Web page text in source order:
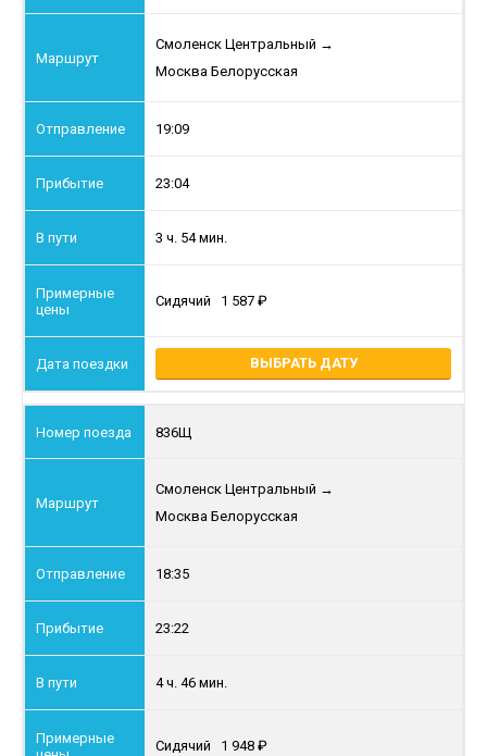
Смоленск Центральный →
Москва Белорусская
19:09
23:04
3 ч. 54 мин.
Сидячий 1 587
ВЫБРАТЬ ДАТУ
836Щ
Смоленск Центральный →
Москва Белорусская
18:35
23:22
4 ч. 46 мин.
Сидячий 1 948